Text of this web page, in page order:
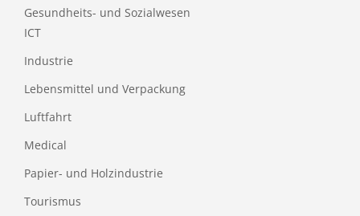
Gesundheits- und Sozialwesen
ICT
Industrie
Lebensmittel und Verpackung
Luftfahrt
Medical
Papier- und Holzindustrie
Tourismus